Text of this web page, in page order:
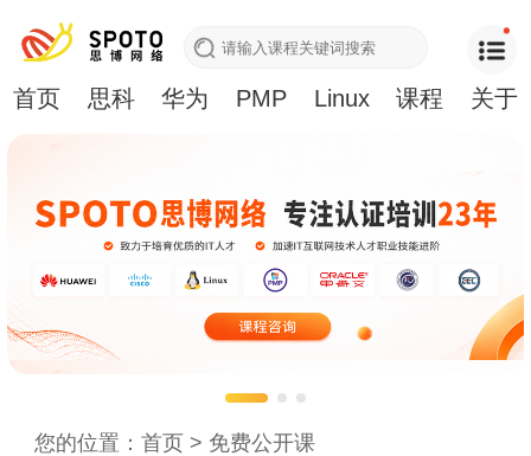
首页 思科 华为 PMP Linux 课程 关于
您的位置：首页 > 免费公开课